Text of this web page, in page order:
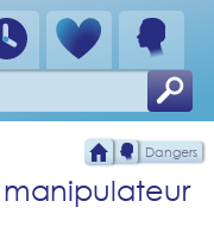
Dangers
manipulateur